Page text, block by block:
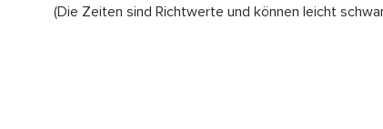
(Die Zeiten sind Richtwerte und können leicht